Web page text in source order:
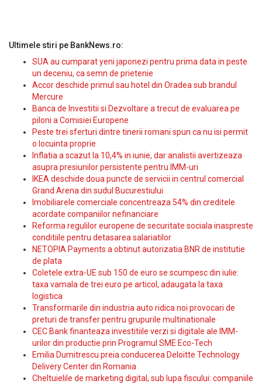
Ultimele stiri pe BankNews.ro:
SUA au cumparat yeni japonezi pentru prima data in peste
un deceniu, ca semn de prietenie
Accor deschide primul sau hotel din Oradea sub brandul
Mercure
Banca de Investitii si Dezvoltare a trecut de evaluarea pe
piloni a Comisiei Europene
Peste trei sferturi dintre tinerii romani spun ca nu isi permit
o locuinta proprie
Inflatia a scazut la 10,4% in iunie, dar analistii avertizeaza
asupra presiunilor persistente pentru IMM-uri
IKEA deschide doua puncte de servicii in centrul comercial
Grand Arena din sudul Bucurestiului
Imobiliarele comerciale concentreaza 54% din creditele
acordate companiilor nefinanciare
Reforma regulilor europene de securitate sociala inaspreste
conditiile pentru detasarea salariatilor
NETOPIA Payments a obtinut autorizatia BNR de institutie
de plata
Coletele extra-UE sub 150 de euro se scumpesc din iulie:
taxa vamala de trei euro pe articol, adaugata la taxa
logistica
Transformarile din industria auto ridica noi provocari de
preturi de transfer pentru grupurile multinationale
CEC Bank finanteaza investitiile verzi si digitale ale IMM-
urilor din productie prin Programul SME Eco-Tech
Emilia Dumitrescu preia conducerea Deloitte Technology
Delivery Center din Romania
Cheltuielile de marketing digital, sub lupa fiscului: companiile